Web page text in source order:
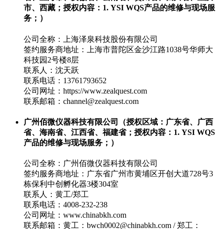
市、西藏；授权内容：1. YSI WQS产品的维修与现场服
务；）
公司全称：上海泽泉科技股份有限公司
签约服务商地址：上海市普陀区金沙江路1038号华师大
科技园2号楼8层
联系人：沈天跃
联系电话：13761793652
公司网址：https://www.zealquest.com
联系邮箱：channel@zealquest.com
广州佰微仪器科技有限公司（授权区域：广东省、广西
省、海南省、江西省、福建省；授权内容：1. YSI WQS
产品的维修与现场服务；）
公司全称：广州佰微仪器科技有限公司
签约服务商地址：广东省广州市黄埔区开创大道728号3
栋保利中创孵化器3楼304室
联系人：黄工/郑工
联系电话：4008-232-238
公司网址：www.chinabkh.com
联系邮箱：黄工：bwch0002@chinabkh.com / 郑工：